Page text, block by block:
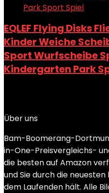
EQLEF Flying Disks
Kinder Weiche
Sport Wurfscheibe
Kindergarten Park
Über uns
Bam-Boomerang-
in-One-Preisvergleichs-
die besten auf Amazon
und Sie durch die
dem Laufenden hält. Alle